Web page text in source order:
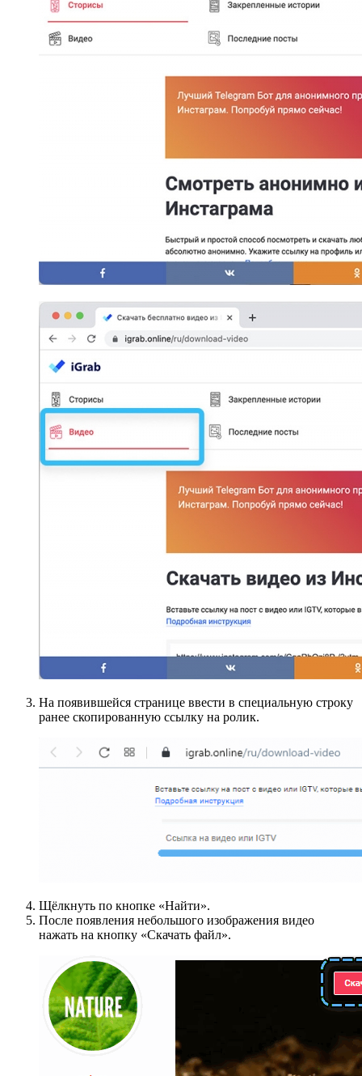
На появившейся странице ввести в специальную строку
ранее скопированную ссылку на ролик.
Щёлкнуть по кнопке «Найти».
После появления небольшого изображения видео
нажать на кнопку «Скачать файл».